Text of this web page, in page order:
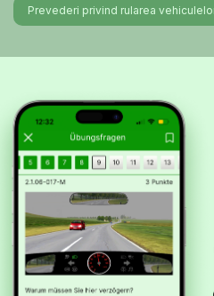
Prevederi privind rularea